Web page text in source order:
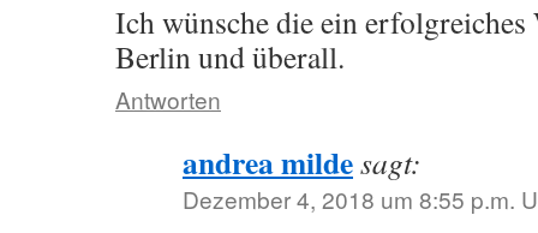
Ich wünsche die ein
Berlin und überall.
Antworten
andrea mildesagt:
Dezember 4, 2018 um 8:55 p.m.